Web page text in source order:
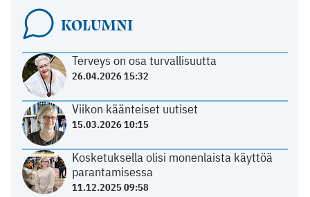
KOLUMNI
Terveys on osa turvallisuutta
26.04.2026 15:32
Viikon käänteiset uutiset
15.03.2026 10:15
Kosketuksella olisi monenlaista käyttöä
parantamisessa
11.12.2025 09:58